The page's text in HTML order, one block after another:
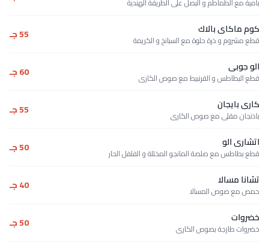
كوم ماكاى بالاك
قطع مشروم و ذرة حلوة مع السبانخ و الكريمة 55 جـ
الو جوبى
قطع البطاطس و القرنبيط مع صوص الكارى 60 جـ
كارى بايجان
باذنجان مقلى مع صوص الكارى 55 جـ
اتشارى الو
قطع بطاطس مع صلصة المانجو المخللة و الفلفل الحار 50 جـ
تشانا مسالا
حمص مع صوص المسالا 40 جـ
خضروات
خضروات طازجة بصوص الكارى 50 جـ